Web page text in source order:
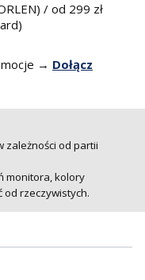
/ od 299 zł
→ Dołącz
zależności od partii
monitora, kolory
od rzeczywistych.